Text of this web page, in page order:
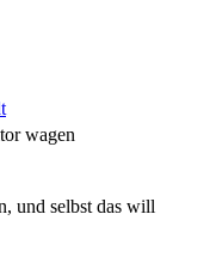
wagen
und selbst das will